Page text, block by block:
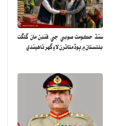
سنڌ حڪومت صوبي جي فنڊن مان گلگت
بلتستان ۾ ٻوڏ متاثرن لاءِ گهر ٺاهيندي